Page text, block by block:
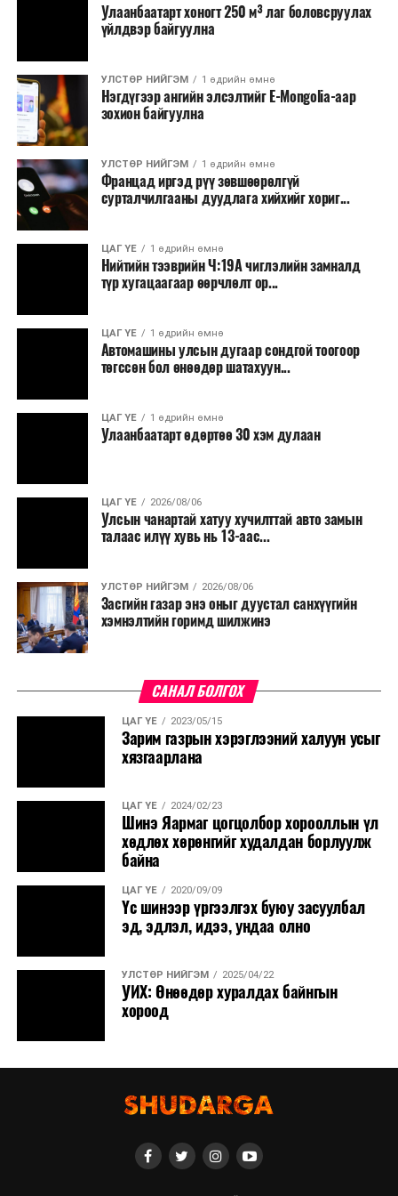
Улаанбаатарт хоногт 250 м³ лаг боловсруулах
үйлдвэр байгуулна
УЛСТӨР НИЙГЭМ 1 өдрийн өмнө
Нэгдүгээр ангийн элсэлтийг E-Mongolia-аар
зохион байгуулна
УЛСТӨР НИЙГЭМ 1 өдрийн өмнө
Францад иргэд рүү зөвшөөрөлгүй
сурталчилгааны дуудлага хийхийг хориг...
ЦАГ ҮЕ 1 өдрийн өмнө
Нийтийн тээврийн Ч:19А чиглэлийн замналд
түр хугацаагаар өөрчлөлт ор...
ЦАГ ҮЕ 1 өдрийн өмнө
Автомашины улсын дугаар сондгой тоогоор
төгссөн бол өнөөдөр шатахуун...
ЦАГ ҮЕ 1 өдрийн өмнө
Улаанбаатарт өдөртөө 30 хэм дулаан
ЦАГ ҮЕ 2026/08/06
Улсын чанартай хатуу хучилттай авто замын
талаас илүү хувь нь 13-аас...
УЛСТӨР НИЙГЭМ 2026/08/06
Засгийн газар энэ оныг дуустал санхүүгийн
хэмнэлтийн горимд шилжинэ
САНАЛ БОЛГОХ
ЦАГ ҮЕ 2023/05/15
Зарим газрын хэрэглээний халуун усыг
хязгаарлана
ЦАГ ҮЕ 2024/02/23
Шинэ Яармаг цогцолбор хорооллын үл
хөдлөх хөрөнгийг худалдан борлуулж
байна
ЦАГ ҮЕ 2020/09/09
Үс шинээр үргээлгэх буюу засуулбал
эд, эдлэл, идээ, ундаа олно
УЛСТӨР НИЙГЭМ 2025/04/22
УИХ: Өнөөдөр хуралдах байнгын
хороод